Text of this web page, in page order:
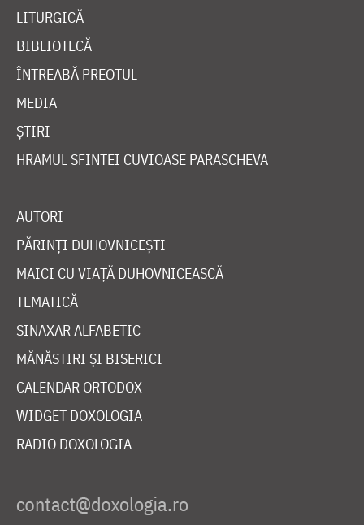
LITURGICĂ
BIBLIOTECĂ
ÎNTREABĂ PREOTUL
MEDIA
ȘTIRI
HRAMUL SFINTEI CUVIOASE PARASCHEVA
AUTORI
PĂRINȚI DUHOVNICEȘTI
MAICI CU VIAȚĂ DUHOVNICEASCĂ
TEMATICĂ
SINAXAR ALFABETIC
MĂNĂSTIRI ȘI BISERICI
CALENDAR ORTODOX
WIDGET DOXOLOGIA
RADIO DOXOLOGIA